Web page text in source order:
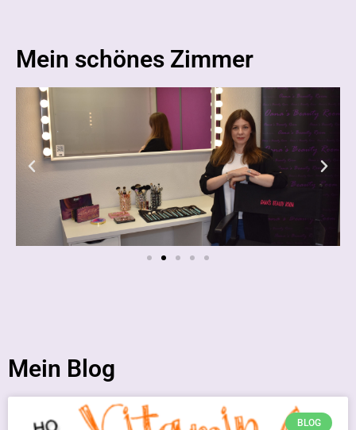
Mein schönes Zimmer
Mein Blog
BLOG